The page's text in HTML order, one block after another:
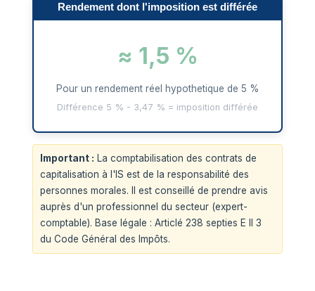
Rendement dont l'imposition est différée
≈ 1,5 %
Pour un rendement réel hypothetique de 5 %
Différence 5 % - 3,47 % = imposition différée
Important : La comptabilisation des contrats de
capitalisation à l'IS est de la responsabilité des
personnes morales. Il est conseillé de prendre avis
auprès d'un professionnel du secteur (expert-
comptable). Base légale : Articlé 238 septies E II 3
du Code Général des Impôts.